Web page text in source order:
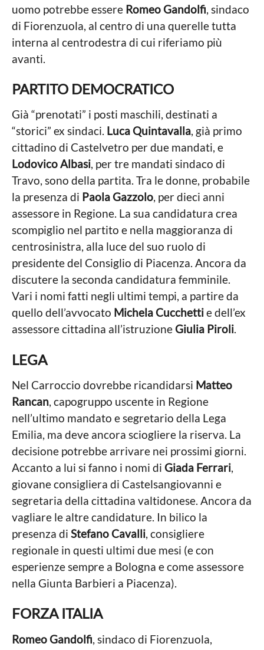
uomo potrebbe essere Romeo Gandolfi, sindaco
di Fiorenzuola, al centro di una querelle tutta
interna al centrodestra di cui riferiamo più
avanti.
PARTITO DEMOCRATICO
Già “prenotati” i posti maschili, destinati a
“storici” ex sindaci. Luca Quintavalla, già primo
cittadino di Castelvetro per due mandati, e
Lodovico Albasi, per tre mandati sindaco di
Travo, sono della partita. Tra le donne, probabile
la presenza di Paola Gazzolo, per dieci anni
assessore in Regione. La sua candidatura crea
scompiglio nel partito e nella maggioranza di
centrosinistra, alla luce del suo ruolo di
presidente del Consiglio di Piacenza. Ancora da
discutere la seconda candidatura femminile.
Vari i nomi fatti negli ultimi tempi, a partire da
quello dell’avvocato Michela Cucchettie dell’ex
assessore cittadina all’istruzioneGiulia Piroli.
LEGA
Nel Carroccio dovrebbe ricandidarsi Matteo
Rancan, capogruppo uscente in Regione
nell’ultimo mandato e segretario della Lega
Emilia, ma deve ancora sciogliere la riserva. La
decisione potrebbe arrivare nei prossimi giorni.
Accanto a lui si fanno i nomi di Giada Ferrari,
giovane consigliera di Castelsangiovanni e
segretaria della cittadina valtidonese. Ancora da
vagliare le altre candidature. In bilico la
presenza di Stefano Cavalli, consigliere
regionale in questi ultimi due mesi (e con
esperienze sempre a Bologna e come assessore
nella Giunta Barbieri a Piacenza).
FORZA ITALIA
Romeo Gandolfi, sindaco di Fiorenzuola,